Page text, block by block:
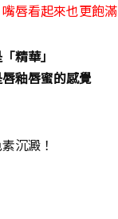
唇看起來也更飽滿
精華」
釉唇蜜的感覺
沉澱！